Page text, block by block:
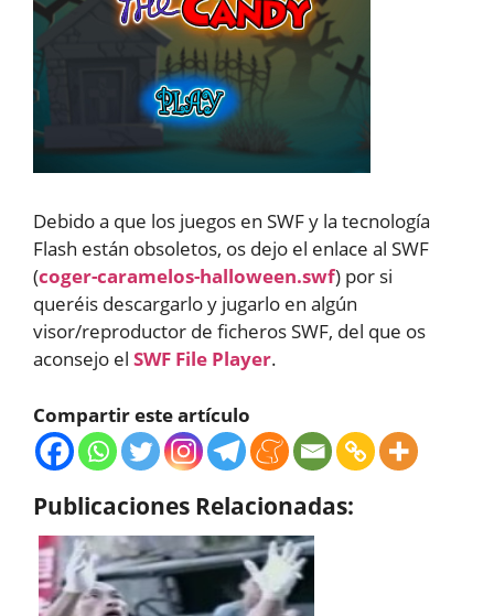
Debido a que los juegos en SWF y la tecnología
Flash están obsoletos, os dejo el enlace al SWF
(coger-caramelos-halloween.swf) por si
queréis descargarlo y jugarlo en algún
visor/reproductor de ficheros SWF, del que os
aconsejo el SWF File Player.
Compartir este artículo
Publicaciones Relacionadas: